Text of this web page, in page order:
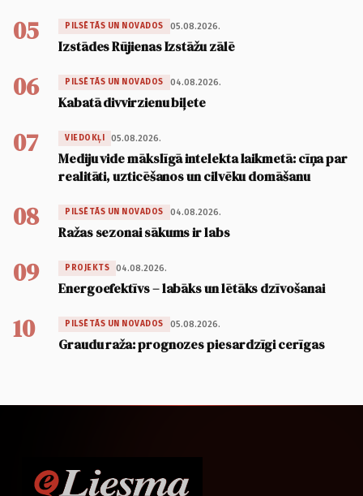
05 PILSĒTĀS UN NOVADOS 05.08.2026.
Izstādes Rūjienas Izstāžu zālē
06 PILSĒTĀS UN NOVADOS 04.08.2026.
Kabatā divvirzienu biļete
07 VIEDOKĻI 05.08.2026.
Mediju vide mākslīgā intelekta laikmetā: cīņa par
realitāti, uzticēšanos un cilvēku domāšanu
08 PILSĒTĀS UN NOVADOS 04.08.2026.
Ražas sezonai sākums ir labs
09 PROJEKTS 04.08.2026.
Energoefektīvs – labāks un lētāks dzīvošanai
10 PILSĒTĀS UN NOVADOS 05.08.2026.
Graudu raža: prognozes piesardzīgi cerīgas